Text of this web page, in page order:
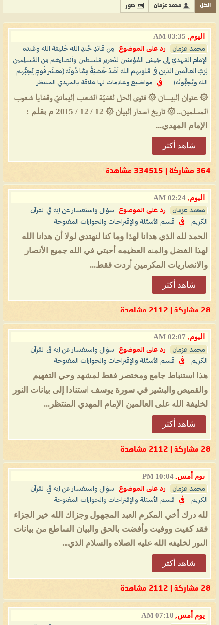
الكل محمد عزمان صور
اليوم, 03:35 AM
محمد عزمان رد على الموضوع
مِن قائدِ جُندِ الله خَليفة الله وعَبده
الإمام المَهديّ إلى جَيش المُؤمنين لتَحرير فلسطين وأنصارهم مِن المُسلِمين
لِرَبّ العالَمين الذين في قلوبهم الله أشَدّ خَشيَةً مِمَّا دُونَه (معشَر قَومٍ يُحِبُّهم
الله ويُحِبُّونَه) ..
في مواضيع وعلامات لها علاقة بالمهدي المنتظر
۞ عنوان البيــــان ۞ فتوى الحل لقضيّة الشعب اليمانيّ وقضايا شعوب
المسلمين.. ۞ تاريخ اصدار البيان ۞ 12 / 12 / 2015 م بقلم :
الإمام المهدي...
شاهد أكثر
364 مشاركة | 334515 مشاهدة
اليوم, 02:24 AM
محمد عزمان رد على الموضوع
سؤال واستفسار عن ايه قي القرآن
الكريم
في قسم الأسئلة والإقتراحات والحوارات المفتوحة
الحمد لله الذي هدانا لهذا وما كنا لنهتدي لولا أن هدانا الله
لهذا الفضل والمنه العظيمه أحبتي في الله جميع الأنصار
والانصاريات المكرمين أردت فقط...
شاهد أكثر
28 مشاركة | 2112 مشاهدة
اليوم, 02:07 AM
محمد عزمان رد على الموضوع
سؤال واستفسار عن ايه قي القرآن
الكريم
في قسم الأسئلة والإقتراحات والحوارات المفتوحة
هذا استنباط جامع ومختصر فقط لمشهد وحي التفهيم
والقميص والبشير في سورة يوسف استنادا إلى بيانات النور
لخليفة الله على العالمين الإمام المهدي المنتظر...
شاهد أكثر
28 مشاركة | 2112 مشاهدة
يوم أمس, 10:04 PM
محمد عزمان رد على الموضوع
سؤال واستفسار عن ايه قي القرآن
الكريم
في قسم الأسئلة والإقتراحات والحوارات المفتوحة
لله درك أخي المكرم العبد المجهول وجزاك الله خير الجزاء
فقد كفيت ووفيت وأفضت بالحق والبيان الساطع من بيانات
النور لخليفه الله عليه الصلاه والسلام الذي...
شاهد أكثر
28 مشاركة | 2112 مشاهدة
يوم أمس, 07:10 AM